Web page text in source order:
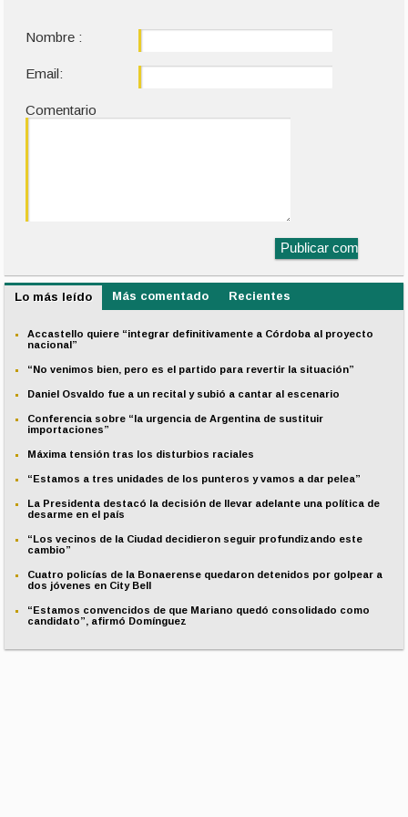
Nombre :
Email:
Comentario
Lo más leído Más comentado Recientes
Accastello quiere “integrar definitivamente a Córdoba al proyecto
nacional”
“No venimos bien, pero es el partido para revertir la situación”
Daniel Osvaldo fue a un recital y subió a cantar al escenario
Conferencia sobre “la urgencia de Argentina de sustituir
importaciones”
Máxima tensión tras los disturbios raciales
“Estamos a tres unidades de los punteros y vamos a dar pelea”
La Presidenta destacó la decisión de llevar adelante una política de
desarme en el país
“Los vecinos de la Ciudad decidieron seguir profundizando este
cambio”
Cuatro policías de la Bonaerense quedaron detenidos por golpear a
dos jóvenes en City Bell
“Estamos convencidos de que Mariano quedó consolidado como
candidato”, afirmó Domínguez